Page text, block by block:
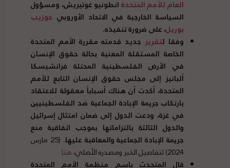
العام للأمم المتحدةانطونيو غوتيريش، ومسؤول
السياسة الخارجية في الاتحاد الأوروبي جوزيب
بوريل، على ضرورة تنفيذه.
وفقا لتقريرجديد قدمته مقررة الأمم المتحدة
الخاصة المستقلة المعنية بحالة حقوق الإنسان
في الأرض الفلسطينية المحتلة فرانشيسكا
ألبانيز إلى مجلس حقوق الإنسان التابع للأمم
المتحدة، أكدت أن هناك أسباباً معقولة للاعتقاد
بارتكاب جريمة الإبادة الجماعية ضد الفلسطينيين
في غزة، ودعت الدول إلى ضمان امتثال إسرائيل
والدول الثالثة بالتزاماتها بموجب اتفاقية منع
جريمة الإبادة الجماعية والمعاقبة عليها.
(25 مارس
2024) لتفاصيل الخبر ومصدره الأصلي،
هنا
قال المتحدث باسم منظمة الأمم المتحدة